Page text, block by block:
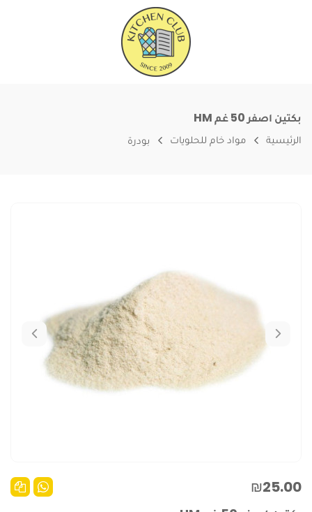
بكتين اصفر 50 غم HM
الرئيسية مواد خام للحلويات بودرة
₪25.00